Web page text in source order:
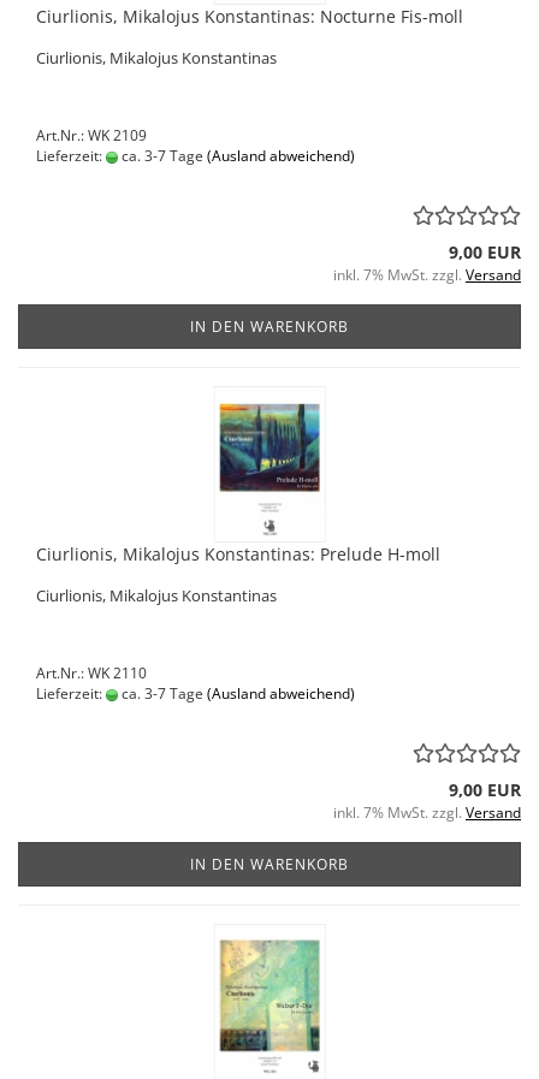
Ciurlionis, Mikalojus Konstantinas: Nocturne Fis-moll
Ciurlionis, Mikalojus Konstantinas
Art.Nr.: WK 2109
Lieferzeit:
ca. 3-7 Tage (Ausland abweichend)
9,00 EUR
inkl. 7% MwSt. zzgl. Versand
IN DEN WARENKORB
Ciurlionis, Mikalojus Konstantinas: Prelude H-moll
Ciurlionis, Mikalojus Konstantinas
Art.Nr.: WK 2110
Lieferzeit:
ca. 3-7 Tage (Ausland abweichend)
9,00 EUR
inkl. 7% MwSt. zzgl. Versand
IN DEN WARENKORB